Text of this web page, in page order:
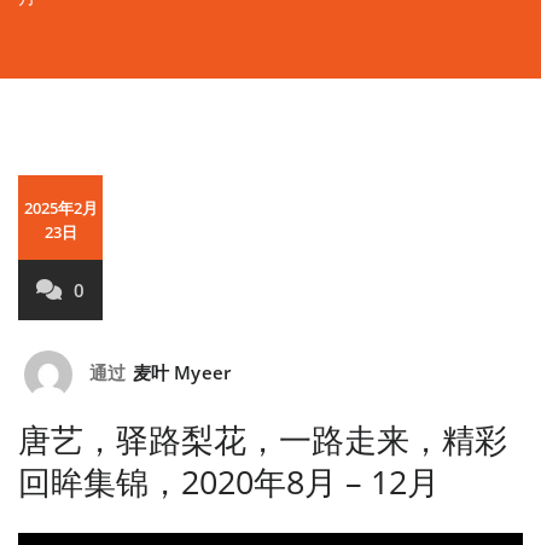
2025年2月
23日
0
通过 麦叶 Myeer
唐艺，驿路梨花，一路走来，精彩
回眸集锦，2020年8月 – 12月